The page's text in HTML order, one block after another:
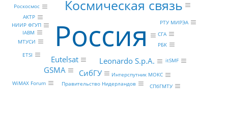
Россия
Космическая связь
Eutelsat
Leonardo S.p.A.
GSMA
СибГУ Интерспутник МОКС
РБК
СГА
Роскосмос
АКТР
IABM
МТУСИ
ETSI
WiMAX Forum Правительство Нидерландов
РТУ МИРЭА
НИИР ФГУП
СПбГМТУ
itSMF